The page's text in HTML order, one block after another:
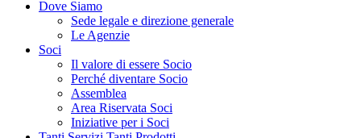
Dove Siamo
Sede legale e direzione generale
Le Agenzie
Soci
Il valore di essere Socio
Perché diventare Socio
Assemblea
Area Riservata Soci
Iniziative per i Soci